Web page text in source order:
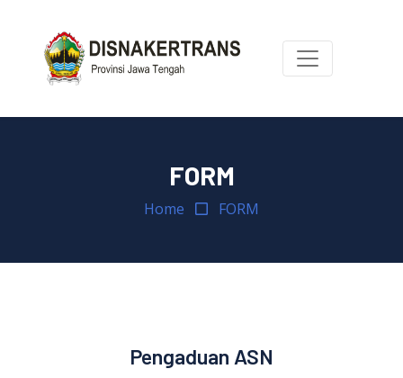
FORM
Home FORM
Pengaduan ASN